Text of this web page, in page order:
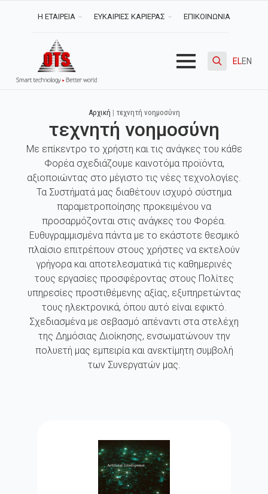
Η ΕΤΑΙΡΕΙΑ ΕΥΚΑΙΡΙΕΣ ΚΑΡΙΕΡΑΣ ΕΠΙΚΟΙΝΩΝΙΑ
ELEN
Αρχική | τεχνητή νοημοσύνη
τεχνητή νοημοσύνη
Με επίκεντρο το χρήστη και τις ανάγκες του κάθε
Φορέα σχεδιάζουμε καινοτόμα προϊόντα,
αξιοποιώντας στο μέγιστο τις νέες τεχνολογίες.
Τα Συστήματά μας διαθέτουν ισχυρό σύστημα
παραμετροποίησης προκειμένου να
προσαρμόζονται στις ανάγκες του Φορέα.
Ευθυγραμμισμένα πάντα με το εκάστοτε θεσμικό
πλαίσιο επιτρέπουν στους χρήστες να εκτελούν
γρήγορα και αποτελεσματικά τις καθημερινές
τους εργασίες προσφέροντας στους Πολίτες
υπηρεσίες προστιθέμενης αξίας, εξυπηρετώντας
τους ηλεκτρονικά, όπου αυτό είναι εφικτό.
Σχεδιασμένα με σεβασμό απέναντι στα στελέχη
της Δημόσιας Διοίκησης, ενσωματώνουν την
πολυετή μας εμπειρία και ανεκτίμητη συμβολή
των Συνεργατών μας.